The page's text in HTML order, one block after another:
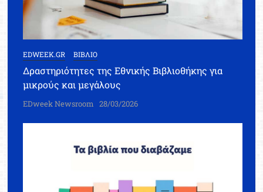
EDWEEK.GR ΒΙΒΛΙΟ
Δραστηριότητες της Εθνικής Βιβλιοθήκης για
μικρούς και μεγάλους
EDweek Newsroom 28/03/2026